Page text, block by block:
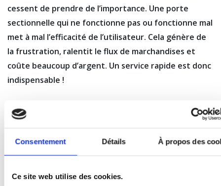
Consentement Détails À propos des
Ce site web utilise des cookies.
cessent de prendre de l’importance. Une porte
sectionnelle qui ne fonctionne pas ou fonctionne mal
met à mal l’efficacité de l’utilisateur. Cela génère de
la frustration, ralentit le flux de marchandises et
coûte beaucoup d’argent. Un service rapide est donc
indispensable !
Obtenir les pièces correctes est une tâche fastidieuse
en raison de la diversité et du nombre d’articles. Les
pièces nécessaires pour remettre en état les portes
de divers fournisseurs. De nombreux produits sont